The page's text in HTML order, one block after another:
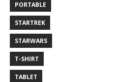
PORTABLE
STARTREK
STARWARS
T-SHIRT
TABLET